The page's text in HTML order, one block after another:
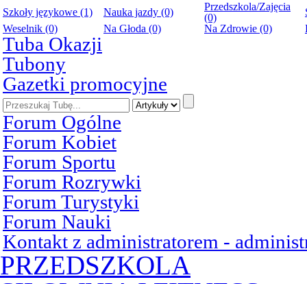
Szkoły językowe (1)
Nauka jazdy (0)
Przedszkola/Zajęcia
(0)
Weselnik (0)
Na Głoda (0) Na Zdrowie (0)
Tuba Okazji
Tubony
Gazetki promocyjne
Forum Ogólne
Forum Kobiet
Forum Sportu
Forum Rozrywki
Forum Turystyki
Forum Nauki
Kontakt z administratorem -
PRZEDSZKOLA